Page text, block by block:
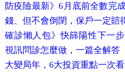
防疫險最新》6月底前全數完
錢、但不會倒閉，保戶一定賠
確診懶人包》快篩陽性下一步
視訊問診怎麼做，一篇全解答
大變局年，6大投資重點一次看